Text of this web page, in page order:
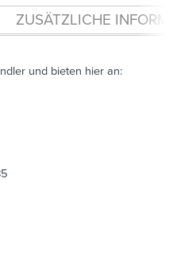
ZUSÄTZLICHE
und bieten hier an: